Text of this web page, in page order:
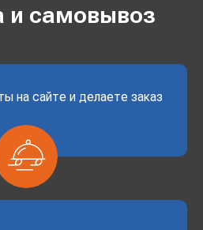
и самовывоз
на сайте и делаете заказ